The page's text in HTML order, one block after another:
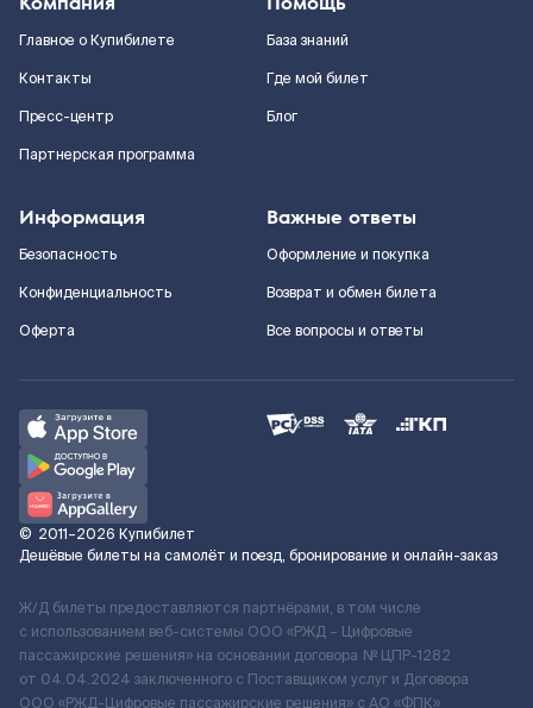
Главное о Купибилете
Контакты
Пресс-центр
Партнерская программа
База знаний
Где мой билет
Блог
Информация
Безопасность
Конфиденциальность
Оферта
Важные ответы
Оформление и покупка
Возврат и обмен билета
Все вопросы и ответы
© 2011–2026 Купибилет
Дешёвые билеты на самолёт и поезд, бронирование и онлайн-заказ
Ж/Д билеты предоставляются партнёрами, в том числе
с использованием веб-системы ООО «РЖД – Цифровые
пассажирские решения» на основании договора № ЦПР-1282
от 04.04.2024 заключенного с Поставщиком услуг и Договора
ООО «РЖД-Цифровые пассажирские решения» c АО «ФПК»